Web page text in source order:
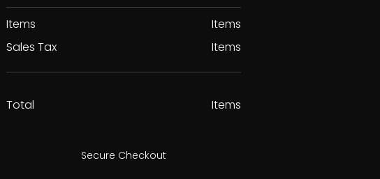
Items
Sales Tax
Items
Items
Total Items
Secure Checkout